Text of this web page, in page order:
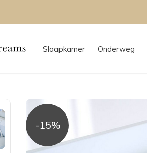
Slaapkamer Onderweg
-15%